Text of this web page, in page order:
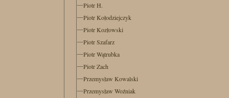
Piotr H.
Piotr Kołodziejczyk
Piotr Kozłowski
Piotr Szafarz
Piotr Wątrubka
Piotr Zach
Przemysław Kowalski
Przemysław Woźniak